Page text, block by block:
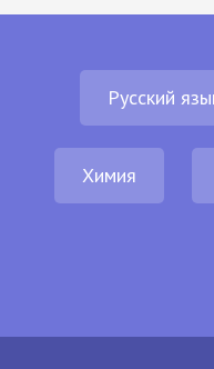
Русский
Химия